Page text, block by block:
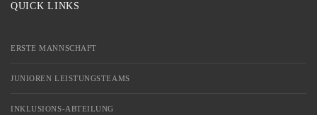
QUICK LINKS
ERSTE MANNSCHAFT
JUNIOREN LEISTUNGSTEAMS
INKLUSIONS-ABTEILUNG